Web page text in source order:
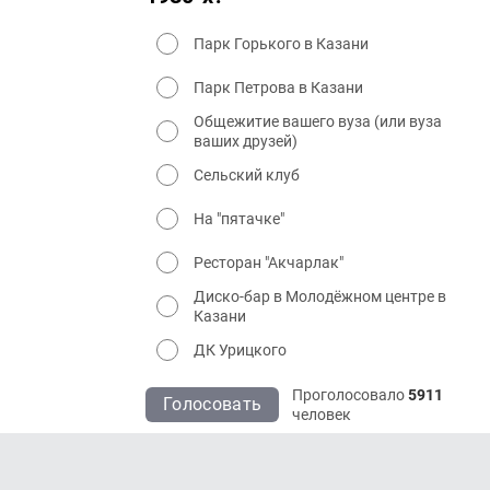
Парк Горького в Казани
Парк Петрова в Казани
Общежитие вашего вуза (или вуза
ваших друзей)
Сельский клуб
На "пятачке"
Ресторан "Акчарлак"
Диско-бар в Молодёжном центре в
Казани
ДК Урицкого
Голосовать Проголосовало5911
человек